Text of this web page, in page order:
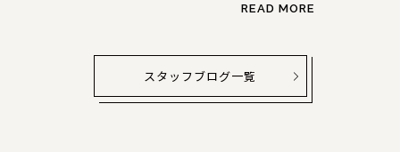
READ MORE
スタッフブログ一覧